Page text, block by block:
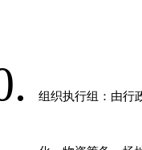
组织执行组：由行